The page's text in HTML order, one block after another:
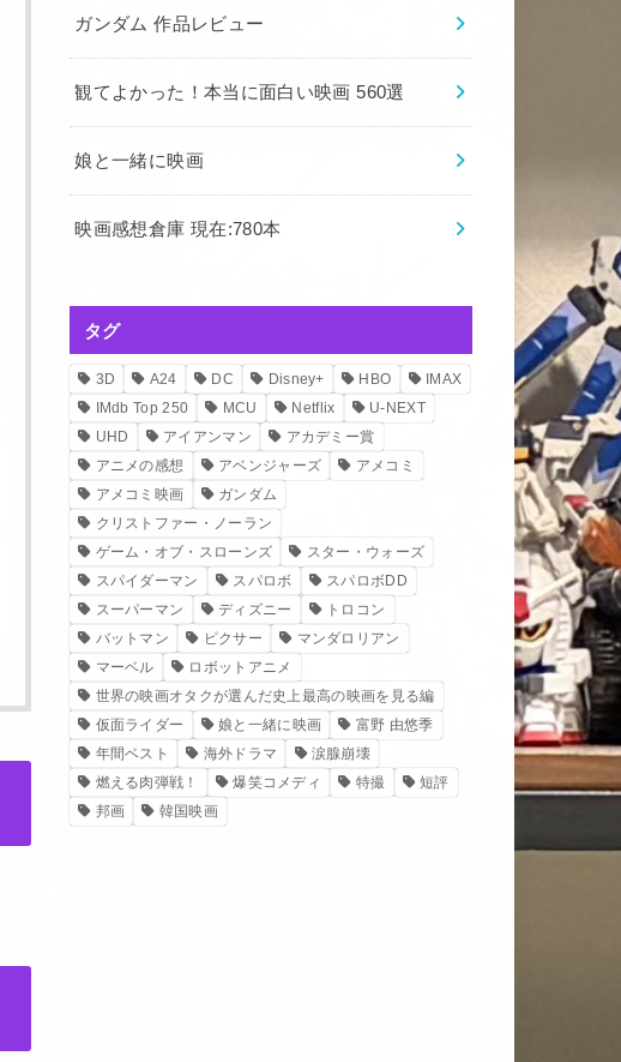
ガンダム 作品レビュー
観てよかった！本当に面白い映画 560選
娘と一緒に映画
映画感想倉庫 現在:780本
タグ
3D A24 DC Disney+ HBO
IMAX
IMdb Top 250
MCU Netflix
U-NEXT
UHD
アイアンマン
アカデミー賞
アニメの感想
アベンジャーズ
アメコミ
アメコミ映画
ガンダム
クリストファー・ノーラン
ゲーム・オブ・スローンズ
スター・ウォーズ
スパイダーマン
スパロボ
スパロボDD
スーパーマン
ディズニー
トロコン
バットマン
ピクサー
マンダロリアン
マーベル
ロボットアニメ
世界の映画オタクが選んだ史上最高の映画を見る編
仮面ライダー
娘と一緒に映画
富野 由悠季
年間ベスト
海外ドラマ
涙腺崩壊
燃える肉弾戦！
爆笑コメディ 特撮
短評
邦画
韓国映画